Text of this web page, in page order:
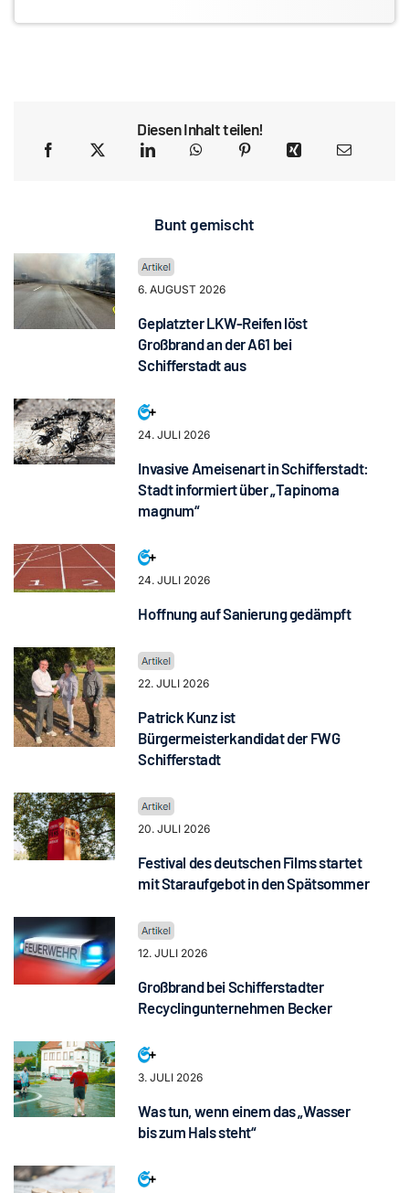
Diesen Inhalt teilen!
Bunt gemischt
6. AUGUST 2026
Geplatzter LKW-Reifen löst
Großbrand an der A61 bei
Schifferstadt aus
24. JULI 2026
Invasive Ameisenart in Schifferstadt:
Stadt informiert über „Tapinoma
magnum“
24. JULI 2026
Hoffnung auf Sanierung gedämpft
22. JULI 2026
Patrick Kunz ist
Bürgermeisterkandidat der FWG
Schifferstadt
20. JULI 2026
Festival des deutschen Films startet
mit Staraufgebot in den Spätsommer
12. JULI 2026
Großbrand bei Schifferstadter
Recyclingunternehmen Becker
3. JULI 2026
Was tun, wenn einem das „Wasser
bis zum Hals steht“